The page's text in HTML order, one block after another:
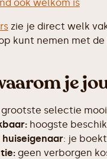
ook welkom is
zie je direct welk
kunt nemen met de
je
grootste selectie
hoogste
: je
geen verborgen